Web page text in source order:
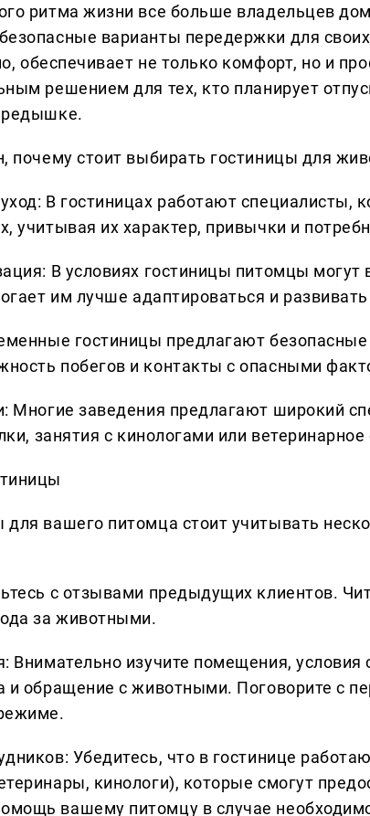
ритма жизни все больше владельцев
варианты передержки для
обеспечивает не только комфорт, но и
решением для тех, кто планирует
почему стоит выбирать гостиницы для
В гостиницах работают специалисты,
учитывая их характер, привычки и
В условиях гостиницы питомцы могут
им лучше адаптироваться и
гостиницы предлагают
побегов и контакты с опасными
Многие заведения предлагают широкий
занятия с кинологами или
для вашего питомца стоит учитывать
с отзывами предыдущих клиентов.
за животными.
Внимательно изучите помещения, условия
и обращение с животными. Поговорите с
Убедитесь, что в гостинице
кинологи), которые смогут
вашему питомцу в случае